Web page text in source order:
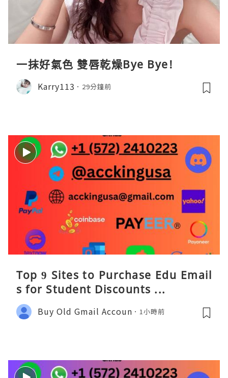
一抹好氣色 雙唇乾燥Bye Bye!
Karry113 29分鐘前
Top 9 Sites to Purchase Edu Email
s for Student Discounts ...
Buy Old Gmail Accoun 1小時前